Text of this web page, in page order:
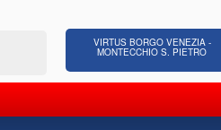
Opere pubbliche,
Strade, Opere idrauliche, Bonifica
VIRTUS BORGO VENEZIA -
MONTECCHIO S. PIETRO